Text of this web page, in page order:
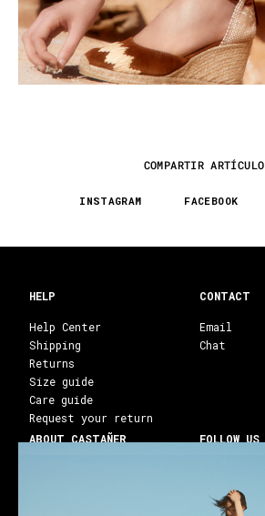
COMPARTIR ARTÍCULO
INSTAGRAM FACEBOOK
CONTACT
Email
Chat
HELP
Help Center
Shipping
Returns
Size guide
Care guide
Request your return
ABOUT CASTAÑER
FOLLOW US
Facebook
Youtube